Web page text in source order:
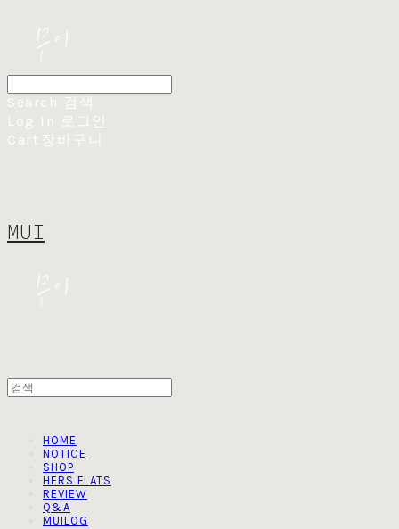
Search 검색
Log In 로그인
Cart 장바구니
MUI
HOME
NOTICE
SHOP
HERS FLATS
REVIEW
Q&A
MUILOG